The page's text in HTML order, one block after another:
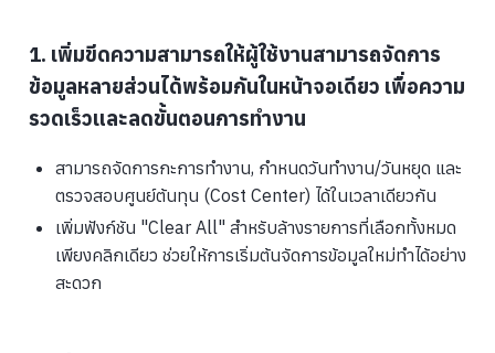
1. เพิ่มขีดความสามารถให้ผู้ใช้งานสามารถจัดการ
ข้อมูลหลายส่วนได้พร้อมกันในหน้าจอเดียว เพื่อความ
รวดเร็วและลดขั้นตอนการทำงาน
สามารถจัดการกะการทำงาน, กำหนดวันทำงาน/วันหยุด และ
ตรวจสอบศูนย์ต้นทุน (Cost Center) ได้ในเวลาเดียวกัน
เพิ่มฟังก์ชัน "Clear All" สำหรับล้างรายการที่เลือกทั้งหมด
เพียงคลิกเดียว ช่วยให้การเริ่มต้นจัดการข้อมูลใหม่ทำได้อย่าง
สะดวก